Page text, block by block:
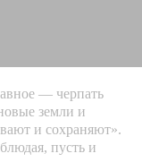
— черпать
земли и
и сохраняют».
пусть и